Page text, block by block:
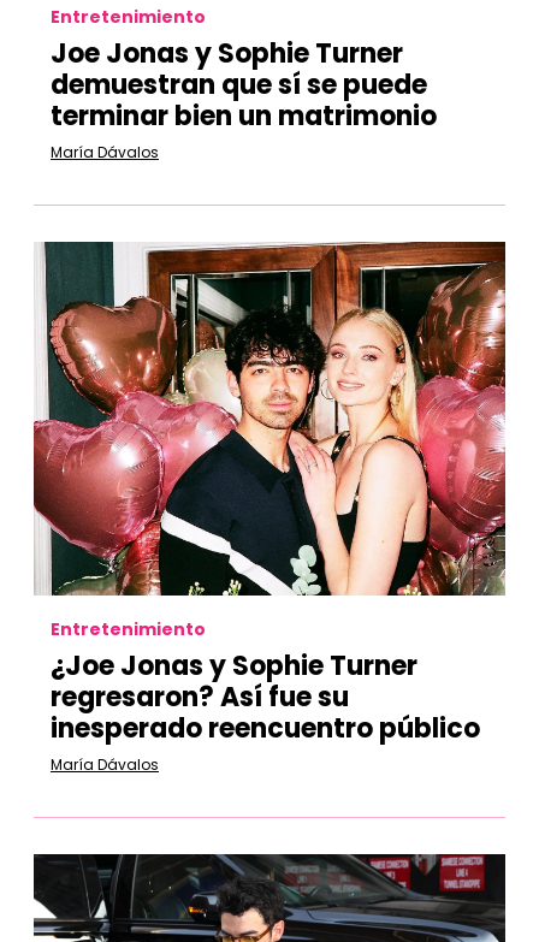
Entretenimiento
Joe Jonas y Sophie Turner
demuestran que sí se puede
terminar bien un matrimonio
María Dávalos
Entretenimiento
¿Joe Jonas y Sophie Turner
regresaron?Así fue su
inesperado reencuentro público
María Dávalos